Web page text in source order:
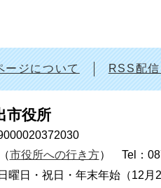
ージについて RSS配
市役所
（市役所への行き方）
Tel：
日・祝日・年末年始（12月